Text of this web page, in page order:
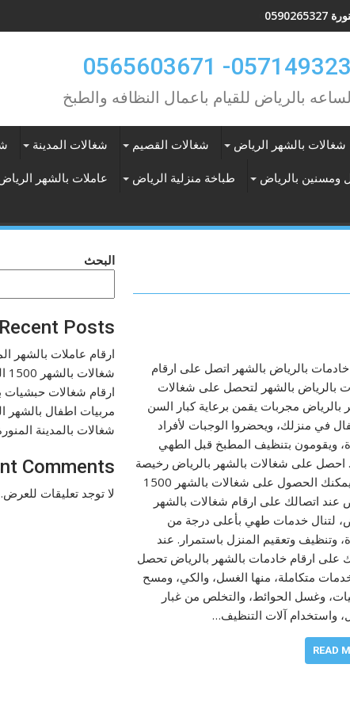
بالرياض للقيام باعمال النظافه والطبخ
شغالات بالشهر الرياض شغالات القصيم شغالات المدينة
ومسنين بالرياض طباخة منزلية الرياض عاملات بالشهر
خادمات بالرياض بالشهر اتصل على ارقام
بالرياض بالشهر لتحصل على شغالات
بالرياض مجربات يقمن برعاية كبار السن
في منزلك، ويحضروا الوجبات لأفراد
ويقومون بتنظيف المطبخ قبل الطهي
احصل على شغالات بالشهر بالرياض رخيصة
حيث يمكنك الحصول على شغالات بالشهر 1500
عند اتصالك على ارقام شغالات بالشهر
لتنال خدمات طهي بأعلى درجة من
وتنظيف وتعقيم المنزل باستمرار. عند
على ارقام خادمات بالشهر بالرياض تحصل
متكاملة، منها الغسل، والكي، ومسح
وغسل الحوائط، والتخلص من غبار
واستخدام آلات التنظيف…
READ
البحث
Recent Posts
ارقام عاملات بالشهر المدينة
شغالات بالشهر 1500 المدينة المنورة 0590265327
ارقام شغالات حبشيات بالمدينه
مربيات اطفال بالشهر المدينة
شغالات بالمدينة المنورة
Comments
لا توجد تعليقات للعرض.